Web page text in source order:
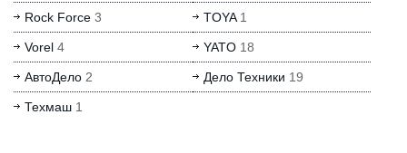
Rock Force 3 TOYA1
Vorel 4 YATO18
АвтоДело 2 Дело Техники 19
Техмаш 1